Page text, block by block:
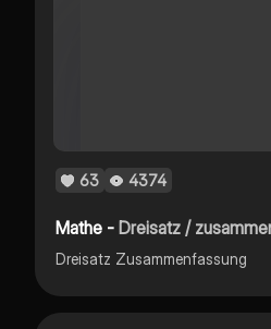
63 4374
Mathe -Dreisatz /
Dreisatz Zusammenfassung